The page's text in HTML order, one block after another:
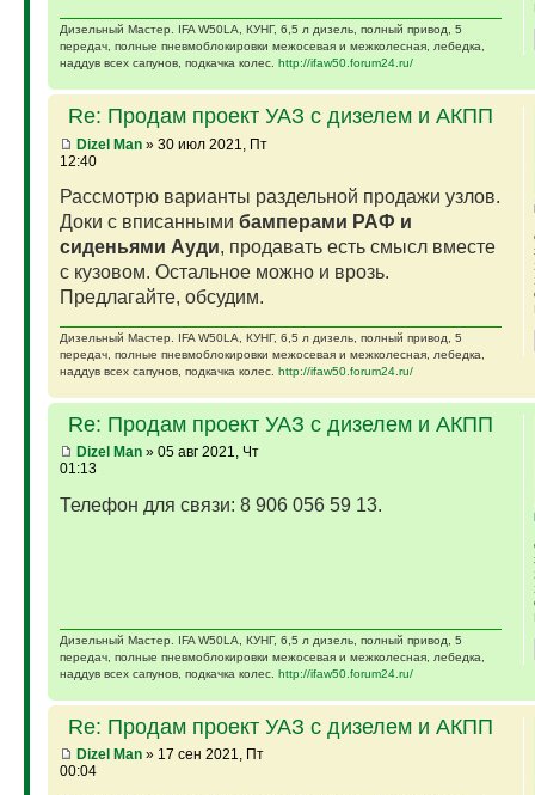
Дизельный Мастер. IFA W50LA, КУНГ, 6,5 л дизель, полный привод, 5
передач, полные пневмоблокировки межосевая и межколесная, лебедка,
наддув всех сапунов, подкачка колес. http://ifaw50.forum24.ru/
Re: Продам проект УАЗ с дизелем и АКПП
Dizel Man» 30 июл 2021, Пт
12:40
Рассмотрю варианты раздельной продажи узлов.
Доки с вписанными бамперами РАФ и
сиденьями Ауди, продавать есть смысл вместе
с кузовом. Остальное можно и врозь.
Предлагайте, обсудим.
Дизельный Мастер. IFA W50LA, КУНГ, 6,5 л дизель, полный привод, 5
передач, полные пневмоблокировки межосевая и межколесная, лебедка,
наддув всех сапунов, подкачка колес. http://ifaw50.forum24.ru/
Re: Продам проект УАЗ с дизелем и АКПП
Dizel Man» 05 авг 2021, Чт
01:13
Телефон для связи: 8 906 056 59 13.
Дизельный Мастер. IFA W50LA, КУНГ, 6,5 л дизель, полный привод, 5
передач, полные пневмоблокировки межосевая и межколесная, лебедка,
наддув всех сапунов, подкачка колес. http://ifaw50.forum24.ru/
Re: Продам проект УАЗ с дизелем и АКПП
Dizel Man» 17 сен 2021, Пт
00:04